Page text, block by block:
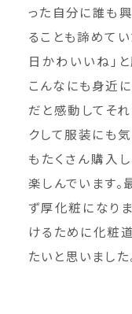
った自分に誰も
ることも諦めて
日かわいいね」
こんなにも身近
だと感動してそ
クして服装にも
もたくさん購入
楽しんでいます。
ず厚化粧になり
けるために化粧
たいと思いました